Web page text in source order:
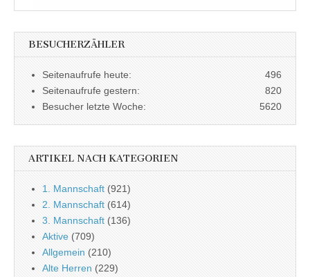
BESUCHERZÄHLER
496
Seitenaufrufe heute:
820
Seitenaufrufe gestern:
5620
Besucher letzte Woche:
ARTIKEL NACH KATEGORIEN
1. Mannschaft (921)
2. Mannschaft (614)
3. Mannschaft (136)
Aktive (709)
Allgemein (210)
Alte Herren (229)